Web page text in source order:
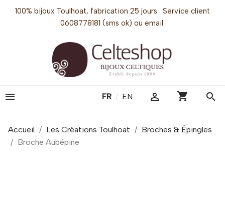
100% bijoux Toulhoat, fabrication 25 jours. Service client
0608778181 (sms ok) ou email.
 FR / EN  shopping_cart search
Accueil Les Créations Toulhoat
Broches & Épingles
Broche Aubépine